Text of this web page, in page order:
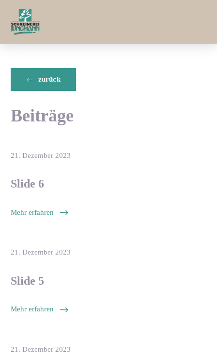
zurück
Beiträge
21. Dezember 2023
Slide 6
Mehr erfahren
21. Dezember 2023
Slide 5
Mehr erfahren
21. Dezember 2023